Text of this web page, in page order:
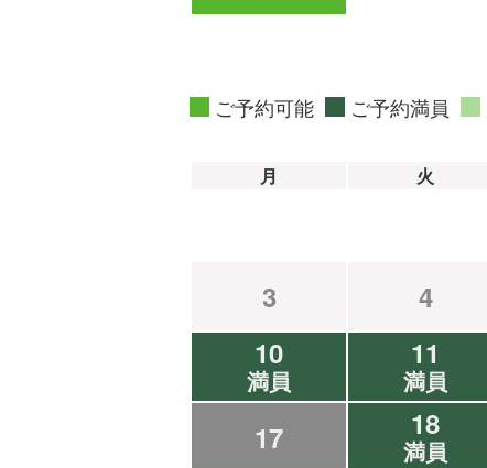
ご予約可能 ご予約満員
月 火
3
4
10
満員
11
満員
17 18
満員